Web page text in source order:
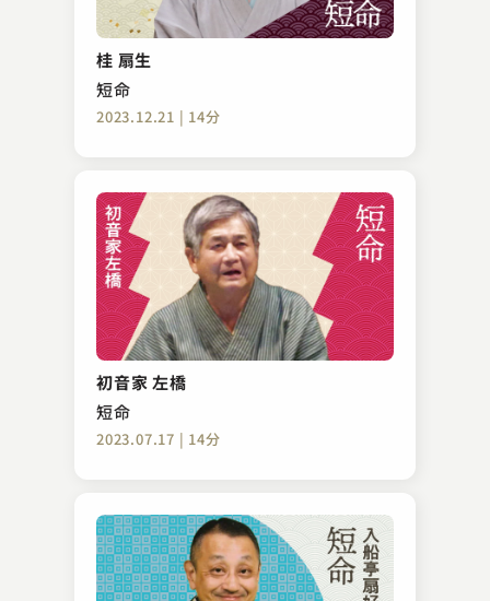
桂 扇生
短命
2023.12.21 | 14分
初音家 左橋
短命
2023.07.17 | 14分